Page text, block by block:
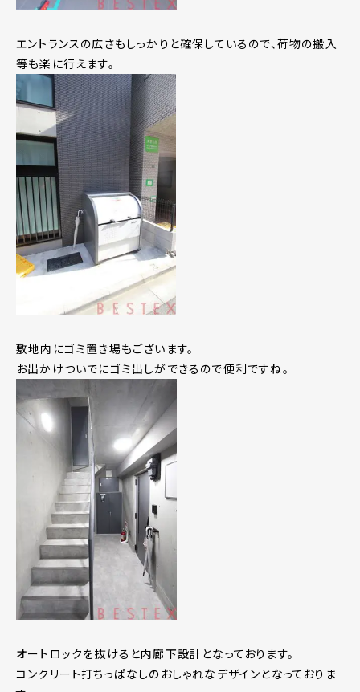
エントランスの広さもしっかりと確保しているので、荷物の搬入
等も楽に行えます。
敷地内にゴミ置き場もございます。
お出かけついでにゴミ出しができるので便利ですね。
オートロックを抜けると内廊下設計となっております。
コンクリート打ちっぱなしのおしゃれなデザインとなっておりま